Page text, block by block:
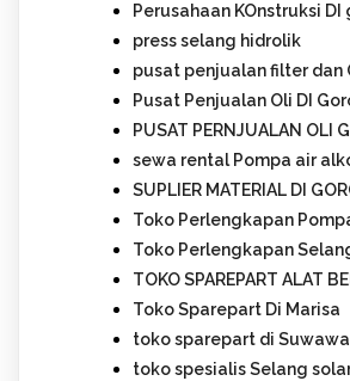
Perusahaan KOnstruksi
press selang hidrolik
pusat penjualan filter dan
Pusat Penjualan Oli DI
PUSAT PERNJUALAN OLI
sewa rental Pompa air
SUPLIER MATERIAL DI
Toko Perlengkapan
Toko Perlengkapan
TOKO SPAREPART ALAT
Toko Sparepart Di Marisa
toko sparepart di Suwawa
toko spesialis Selang